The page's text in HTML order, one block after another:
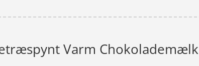
Varm Chokolademælk